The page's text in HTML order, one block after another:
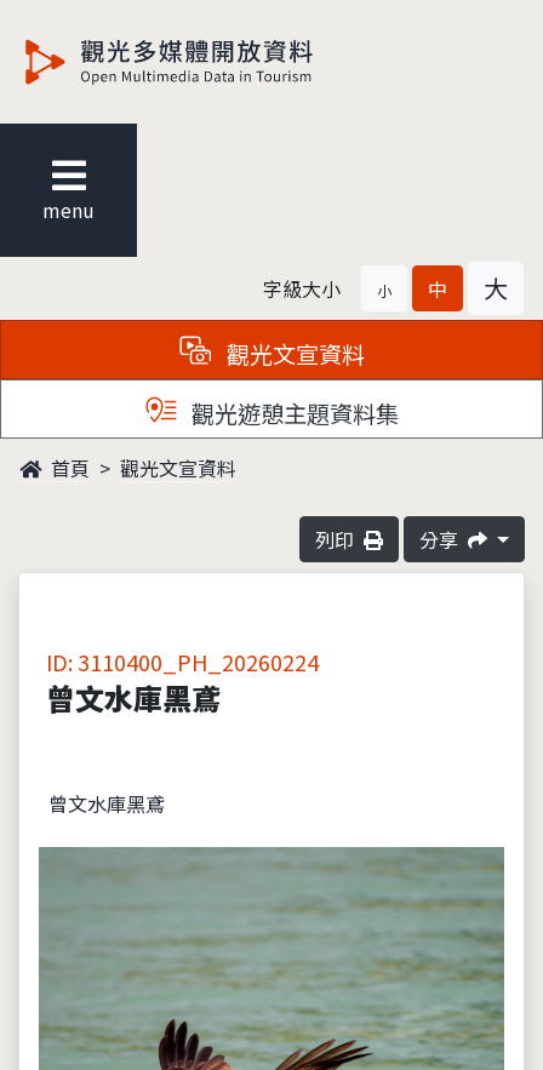
menu
字級大小 小 中 大
觀光文宣資料
觀光遊憩主題資料集
首頁 觀光文宣資料
列印 分享
ID: 3110400_PH_20260224
曾文水庫黑鳶
曾文水庫黑鳶